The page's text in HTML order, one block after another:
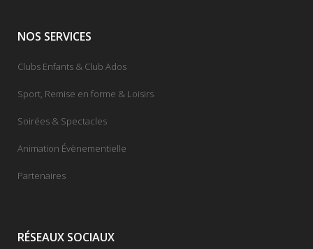
NOS SERVICES
Clubs Enfants & Club Ados
Sport, Remise en forme & Loisirs
Soirées & Spectacles
Animation Évènementielle
Partenaires
RÉSEAUX SOCIAUX